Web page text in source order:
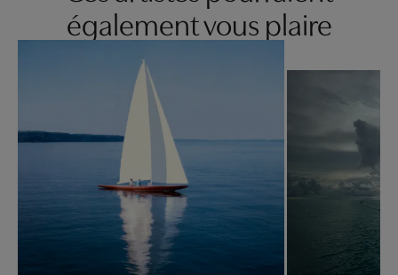
également vous plaire